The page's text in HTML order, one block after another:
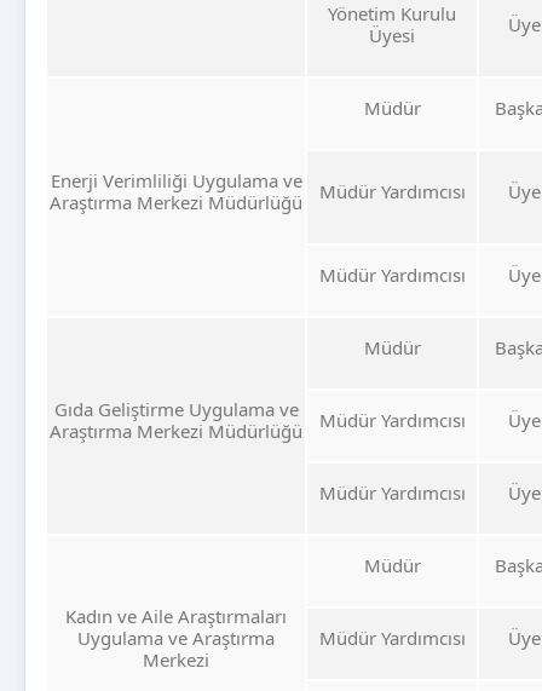
Yönetim Kurulu
Üyesi
Üye
Enerji Verimliliği Uygulama ve
Araştırma Merkezi Müdürlüğü
Müdür
Müdür Yardımcısı Üye
Müdür Yardımcısı Üye
Gıda Geliştirme Uygulama ve
Araştırma Merkezi Müdürlüğü
Müdür
Müdür Yardımcısı Üye
Müdür Yardımcısı Üye
Kadın ve Aile Araştırmaları
Uygulama ve Araştırma
Merkezi
Müdür
Müdür Yardımcısı Üye